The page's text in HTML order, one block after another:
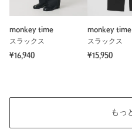
monkey time
スラックス
¥16,940
monkey time
スラックス
¥15,950
もっ